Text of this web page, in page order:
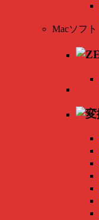
Macソフト